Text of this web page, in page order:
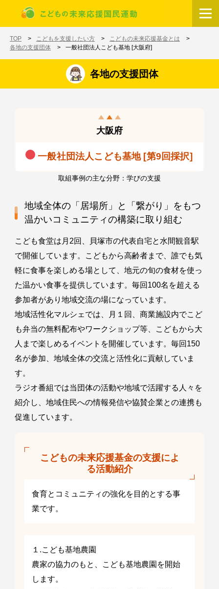
メインコンテンツに移動
TOP こどもを支援したい方
こどもの未来応援基金とは
各地の支援団体
一般社団法人こども基地 [大阪府]
各地の支援団体
大阪府
一般社団法人こども基地 [第9回採択]
取組事例の主な分野：学びの支援
地域全体の「居場所」と「繋がり」をもつ
温かいコミュニティの構築に取り組む
こども食堂は月2回、貝塚市の代表自宅と水間観音駅
で開催しています。こどもから高齢者まで、誰でも気
軽に食事を楽しめる場として、地元の旬の食材を使っ
た温かい食事を提供しています。毎回100名を超える
参加者があり地域交流の場になっています。
地域活性化マルシェでは、月１回、商業施設内でこど
も弁当の無料配布やワークショップ等、こどもから大
人まで楽しめるイベントを開催しています。毎回150
名が参加、地域全体の交流と活性化に貢献していま
す。
ラジオ番組では当団体の活動や地域で活躍する人々を
紹介し、地域住民への情報発信や協賛企業との連携も
促進しています。
こどもの未来応援基金の支援によ
る活動紹介
食育とコミュニティの強化を目的とする事
業です。
１.こども基地農園
農家の協力のもと、こども基地農園を開始
します。